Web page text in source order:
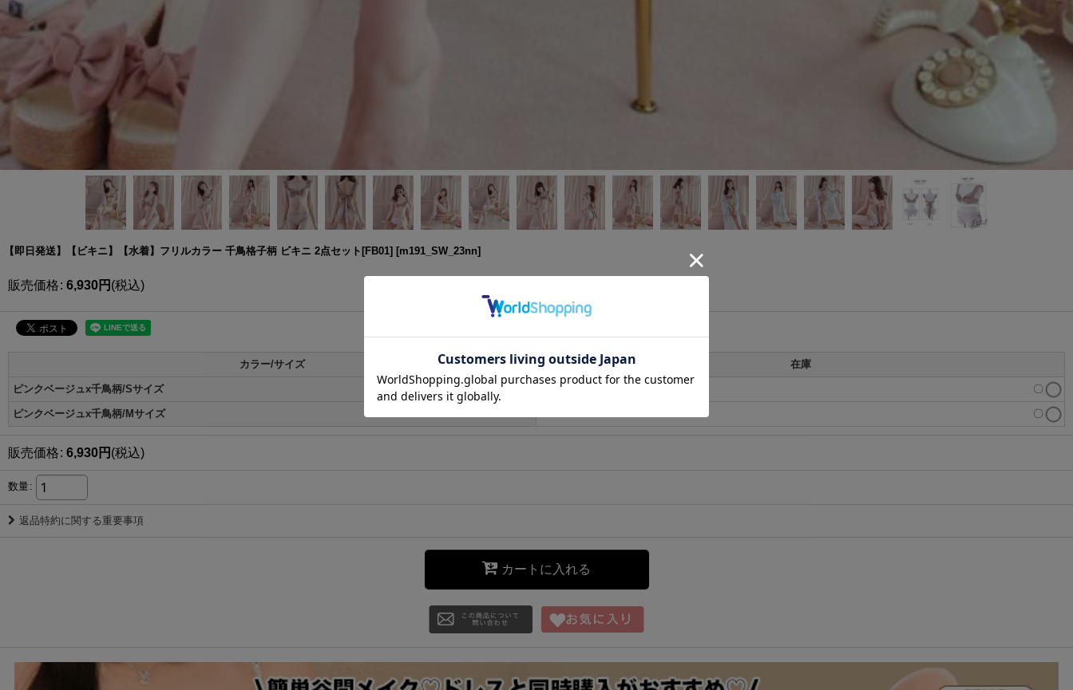
【即日発送】【ビキニ】【水着】フリルカラー 千鳥格子柄 ビキニ 2点セット[FB01] [m191_SW_23nn]
販売価格: 6,930円 (税込)
カラー/サイズ 在庫
ピンクベージュx千鳥柄/Sサイズ 〇
ピンクベージュx千鳥柄/Mサイズ 〇
販売価格: 6,930円 (税込)
数量:
返品特約に関する重要事項
カートに入れる